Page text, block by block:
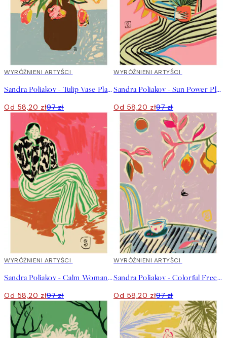
40%*
WYRÓŻNIENI ARTYŚCI
Sandra Poliakov - Tulip Vase Plakat
Od 58,20 zł97 zł
40%*
WYRÓŻNIENI ARTYŚCI
Sandra Poliakov - Sun Power Plakat
Od 58,20 zł97 zł
40%*
WYRÓŻNIENI ARTYŚCI
Sandra Poliakov - Calm Woman Portrait Plakat
Od 58,20 zł97 zł
40%*
WYRÓŻNIENI ARTYŚCI
Sandra Poliakov - Colorful Freedom Plakat
Od 58,20 zł97 zł